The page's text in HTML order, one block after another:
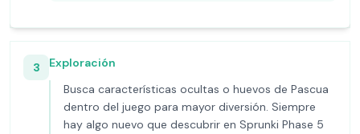
3
Exploración
Busca características ocultas o huevos de Pascua
dentro del juego para mayor diversión. Siempre
hay algo nuevo que descubrir en Sprunki Phase 5